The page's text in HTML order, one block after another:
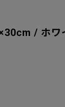
/ ホワ